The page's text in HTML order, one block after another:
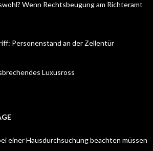
Wenn Rechtsbeugung am Richteramt
Personenstand an der Zellentür
Luxusross
einer Hausdurchsuchung beachten müssen